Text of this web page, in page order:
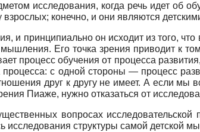
исследования, когда речь идет об
конечно, и они являются
принципиально он исходит из того, что
Его точка зрения приводит к
процесс обучения от процесса
с одной стороны — процесс
друг к другу не имеет. А если мы
Пиаже, нужно отказаться от
вопросах
исследования структуры самой детской